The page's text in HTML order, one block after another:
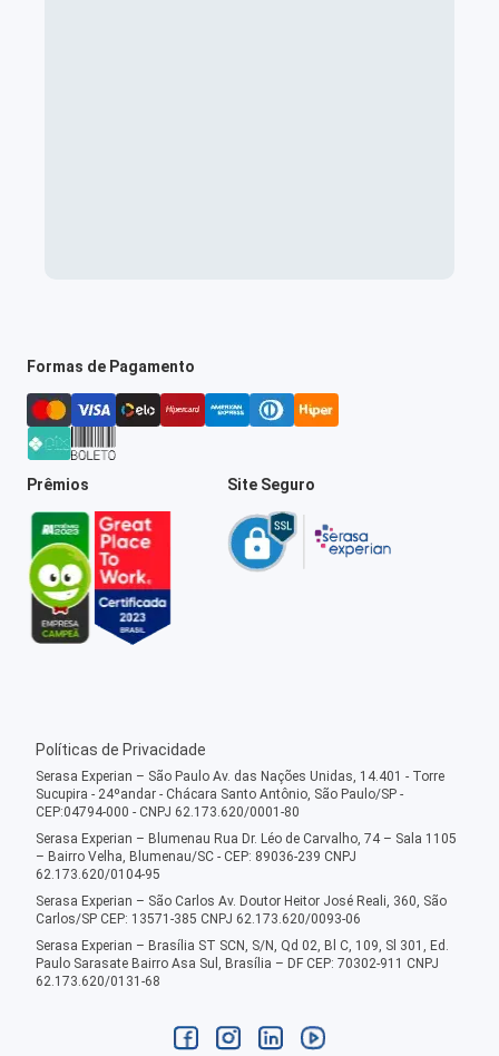
Formas de Pagamento
Prêmios Site Seguro
Políticas de Privacidade
Serasa Experian – São Paulo Av. das Nações Unidas, 14.401 - Torre
Sucupira - 24ºandar - Chácara Santo Antônio, São Paulo/SP -
CEP:04794-000 - CNPJ 62.173.620/0001-80
Serasa Experian – Blumenau Rua Dr. Léo de Carvalho, 74 – Sala 1105
– Bairro Velha, Blumenau/SC - CEP: 89036-239 CNPJ
62.173.620/0104-95
Serasa Experian – São Carlos Av. Doutor Heitor José Reali, 360, São
Carlos/SP CEP: 13571-385 CNPJ 62.173.620/0093-06
Serasa Experian – Brasília ST SCN, S/N, Qd 02, Bl C, 109, Sl 301, Ed.
Paulo Sarasate Bairro Asa Sul, Brasília – DF CEP: 70302-911 CNPJ
62.173.620/0131-68